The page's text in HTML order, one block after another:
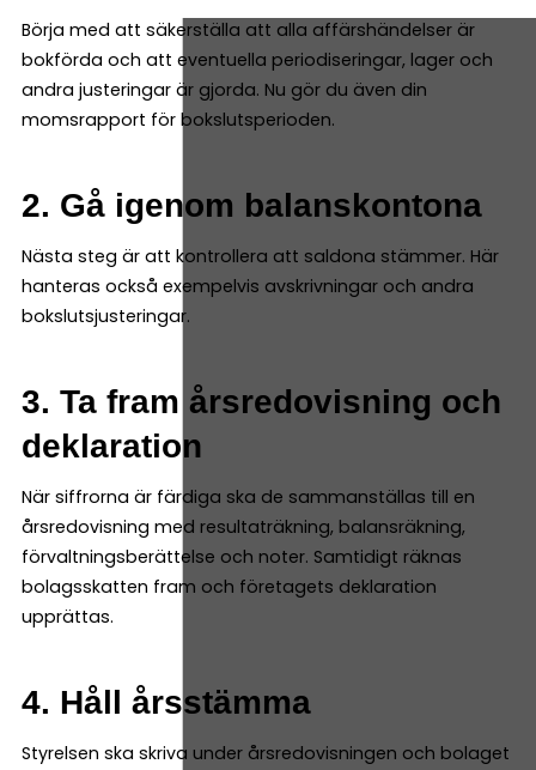
Börja med att säkerställa att alla affärshändelser är
bokförda och att eventuella periodiseringar, lager och
andra justeringar är gjorda. Nu gör du även din
momsrapport för bokslutsperioden.
2. Gå igenom balanskontona
Nästa steg är att kontrollera att saldona stämmer. Här
hanteras också exempelvis avskrivningar och andra
bokslutsjusteringar.
3. Ta fram årsredovisning och
deklaration
När siffrorna är färdiga ska de sammanställas till en
årsredovisning med resultaträkning, balansräkning,
förvaltningsberättelse och noter. Samtidigt räknas
bolagsskatten fram och företagets deklaration
upprättas.
4. Håll årsstämma
Styrelsen ska skriva under årsredovisningen och bolaget